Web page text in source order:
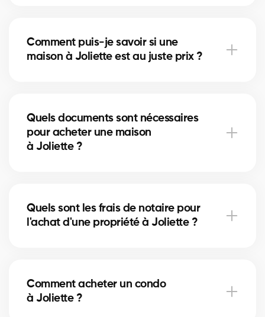
immeuble locatif. Nos courtiers vous aident à trouver
la propriété qui correspond à vos objectifs et à votre
Comment puis-je savoir si une
maison à Joliette est au juste prix ?
pour vous donner une estimation précise et vous
éviter de surpayer.
Quels documents sont nécessaires
pour acheter une maison
à Joliette ?
pièce d'identité et d'une lettre de préapprobation.
Nos experts vous accompagnent dans chaque
Quels sont les frais de notaire pour
l'achat d'une propriété à Joliette ?
vérification des titres et l’inscription hypothécaire.
Nos courtiers peuvent vous aider à estimer ces
Comment acheter un condo
à Joliette ?